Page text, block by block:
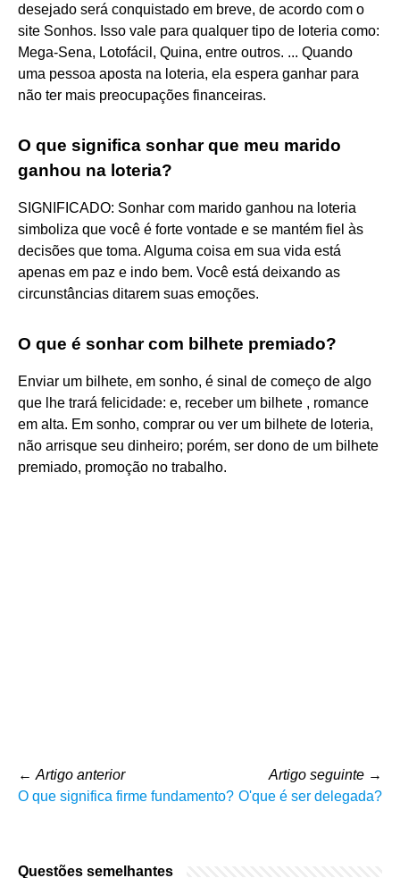
desejado será conquistado em breve, de acordo com o
site Sonhos. Isso vale para qualquer tipo de loteria como:
Mega-Sena, Lotofácil, Quina, entre outros. ... Quando
uma pessoa aposta na loteria, ela espera ganhar para
não ter mais preocupações financeiras.
O que significa sonhar que meu marido
ganhou na loteria?
SIGNIFICADO: Sonhar com marido ganhou na loteria
simboliza que você é forte vontade e se mantém fiel às
decisões que toma. Alguma coisa em sua vida está
apenas em paz e indo bem. Você está deixando as
circunstâncias ditarem suas emoções.
O que é sonhar com bilhete premiado?
Enviar um bilhete, em sonho, é sinal de começo de algo
que lhe trará felicidade: e, receber um bilhete , romance
em alta. Em sonho, comprar ou ver um bilhete de loteria,
não arrisque seu dinheiro; porém, ser dono de um bilhete
premiado, promoção no trabalho.
← Artigo anterior
O que significa firme fundamento?
Artigo seguinte →
O'que é ser delegada?
Questões semelhantes